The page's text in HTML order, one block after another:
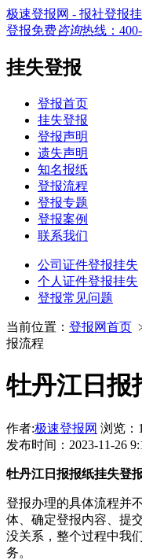
极速登报网 - 报社登报
登报免费咨询热线：
挂失登报
登报首页
挂失登报
登报声明
遗失声明
知名报纸
登报流程
登报专题
登报案例
联系我们
公司证件登报挂失
个人证件登报挂失
登报常见问题
当前位置： 登报网首页
报流程
牡丹江日报
作者:极速登报网 浏览：
发布时间：2023-11-26
牡丹江日报报纸挂失登
登报办理的具体流程并
体、确定登报内容、提
没关系，整个过程中我
务。